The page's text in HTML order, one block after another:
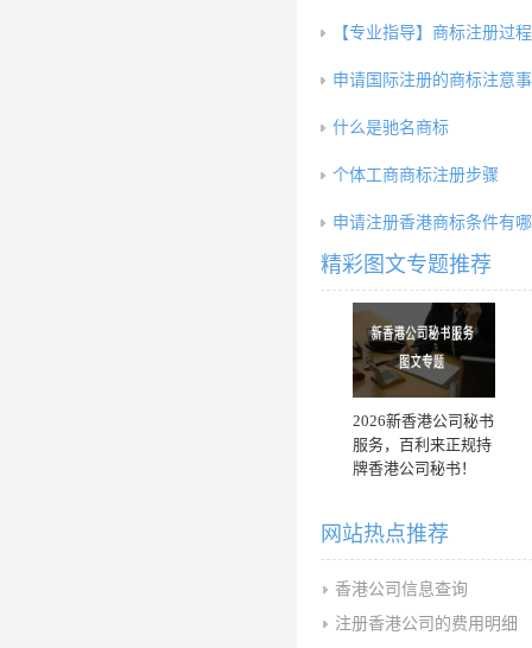
【专业指导】商标注册过
申请国际注册的商标注意
什么是驰名商标
个体工商商标注册步骤
申请注册香港商标条件有
精彩图文专题推荐
2026新香港公司秘书
服务，百利来正规持
牌香港公司秘书！
网站热点推荐
香港公司信息查询
注册香港公司的费用明细